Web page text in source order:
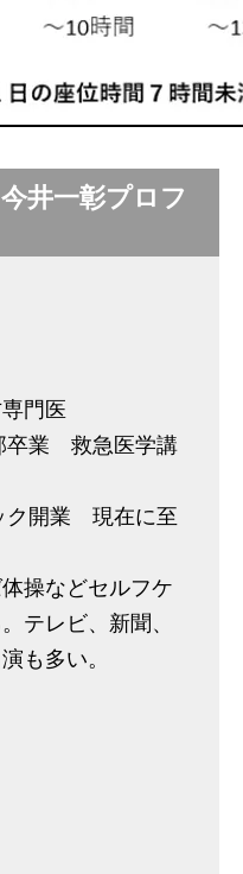
井一彰プロフ
門医
卒業 救急医学講
ク開業 現在に至
操などセルフケ
テレビ、新聞、
も多い。